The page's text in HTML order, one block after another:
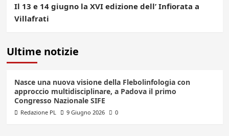
Il 13 e 14 giugno la XVI edizione dell’ Infiorata a
Villafrati
Ultime notizie
Nasce una nuova visione della Flebolinfologia con
approccio multidisciplinare, a Padova il primo
Congresso Nazionale SIFE
Redazione PL 9 Giugno 2026 0